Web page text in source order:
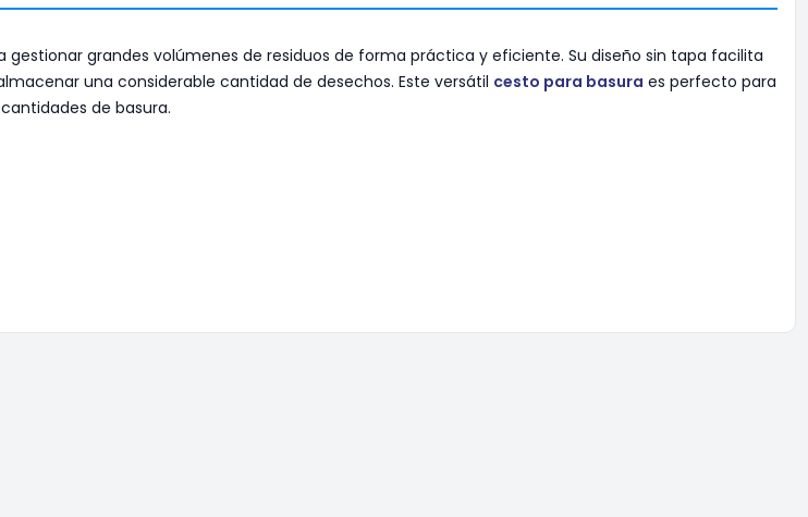
gestionar grandes volúmenes de residuos de forma práctica y eficiente. Su diseño sin tapa facilita
una considerable cantidad de desechos. Este versátil cesto para basura es perfecto para
de basura.